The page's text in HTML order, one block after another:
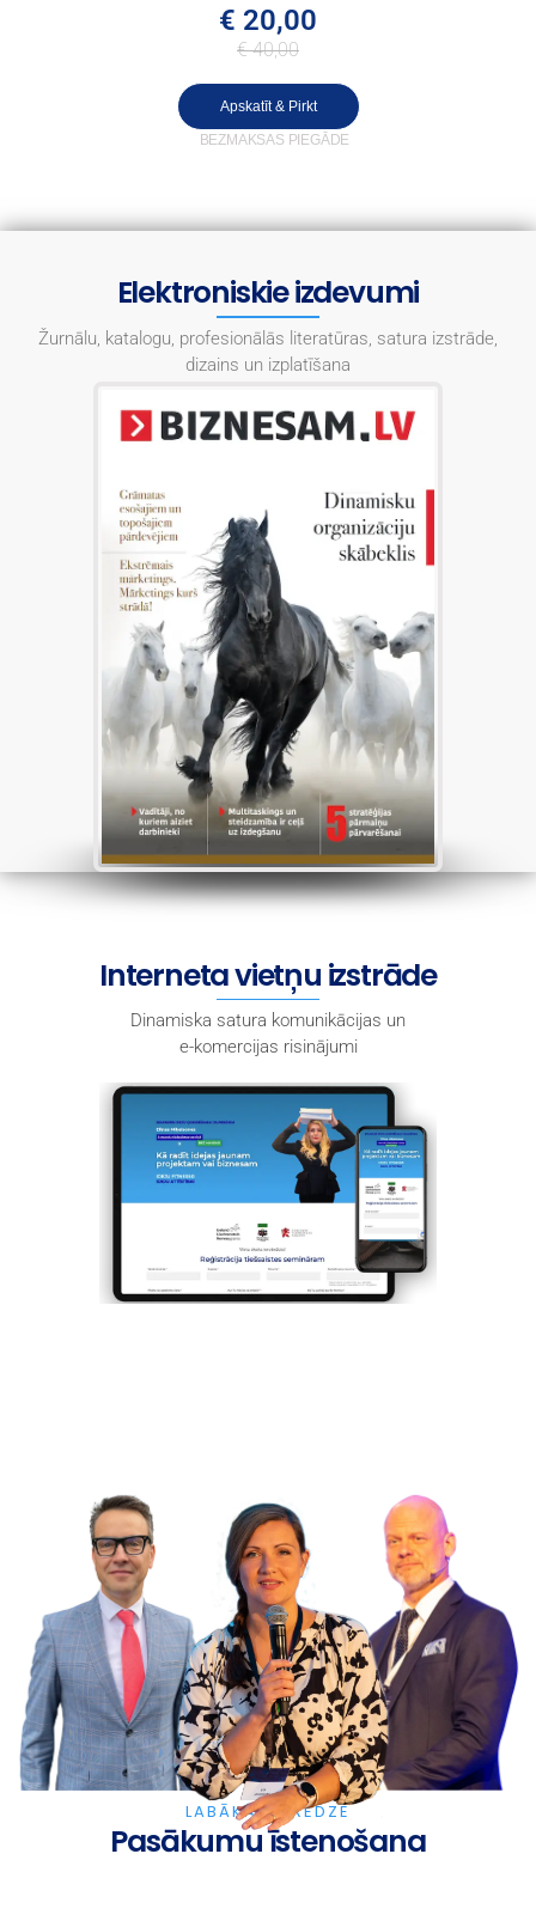
€ 20,00
€ 40,00
Apskatīt & Pirkt
BEZMAKSAS PIEGĀDE
Elektroniskie izdevumi
Žurnālu, katalogu, profesionālās literatūras, satura izstrāde,
dizains un izplatīšana
Interneta vietņu izstrāde
Dinamiska satura komunikācijas un
e-komercijas risinājumi
LABĀKĀ PIEREDZE
Pasākumu īstenošana